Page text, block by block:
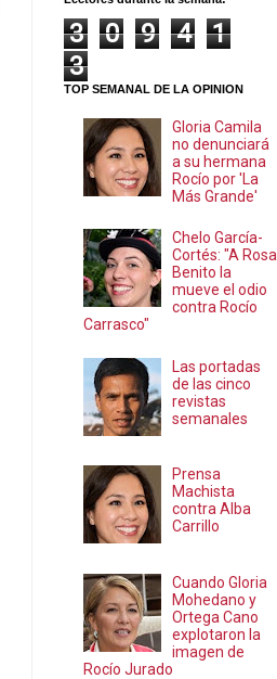
3 0 9 4
1
3
TOP SEMANAL DE LA OPINION
Gloria Camila
no denunciará
a su hermana
Rocío por 'La
Más Grande'
Chelo García-
Cortés: "A Rosa
Benito la
mueve el odio
contra Rocío
Carrasco"
Las portadas
de las cinco
revistas
semanales
Prensa
Machista
contra Alba
Carrillo
Cuando Gloria
Mohedano y
Ortega Cano
explotaron la
imagen de
Rocío Jurado